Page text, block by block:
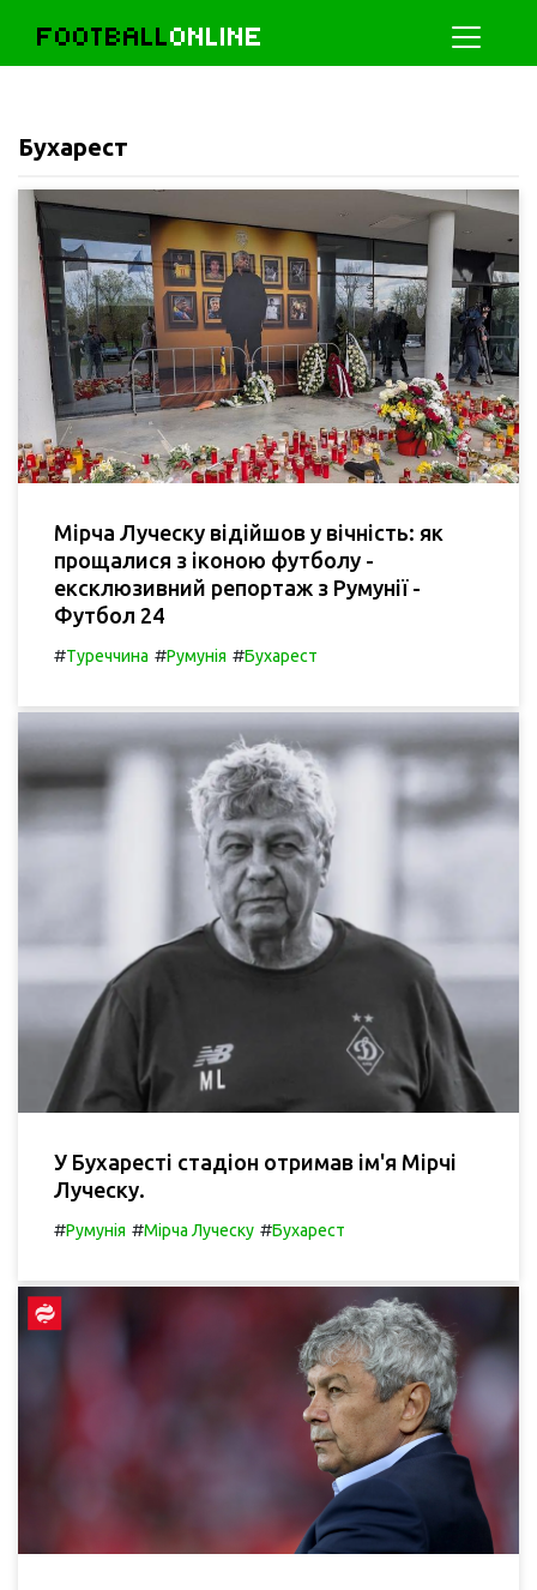
FOOTBALLONLINE
Бухарест
Мірча Луческу відійшов у вічність: як
прощалися з іконою футболу -
ексклюзивний репортаж з Румунії -
Футбол 24
#Туреччина #Румунія #Бухарест
У Бухаресті стадіон отримав ім'я Мірчі
Луческу.
#Румунія #Мірча Луческу #Бухарест